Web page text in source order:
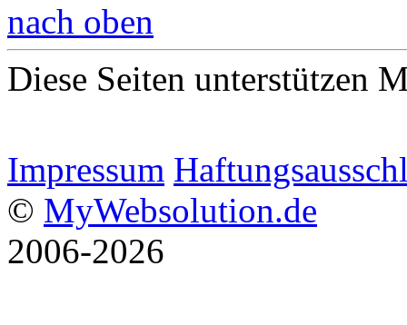
nach oben
Diese Seiten unterstützen
Impressum
© MyWebsolution.de
2006-2026